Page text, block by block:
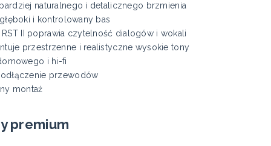
naturalnego i detalicznego brzmienia
i kontrolowany bas
II poprawia czytelność dialogów i wokali
przestrzenne i realistyczne wysokie tony
i hi-fi
przewodów
montaż
premium